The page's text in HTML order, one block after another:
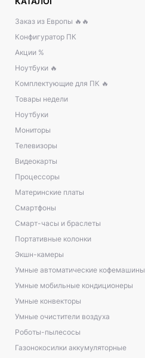
Заказ из Европы 🔥🔥
Конфигуратор ПК
Акции %
Ноутбуки 🔥
Комплектующие для ПК 🔥
Товары недели
Ноутбуки
Мониторы
Телевизоры
Видеокарты
Процессоры
Материнские платы
Смартфоны
Смарт-часы и браслеты
Портативные колонки
Экшн-камеры
Умные автоматические кофемашины
Умные мобильные кондиционеры
Умные конвекторы
Умные очистители воздуха
Роботы-пылесосы
Газонокосилки аккумуляторные